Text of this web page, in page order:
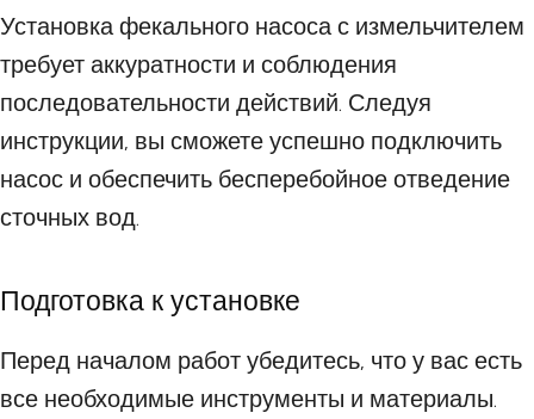
Установка фекального насоса с измельчителем
требует аккуратности и соблюдения
последовательности действий. Следуя
инструкции, вы сможете успешно подключить
насос и обеспечить бесперебойное отведение
сточных вод.
Подготовка к установке
Перед началом работ убедитесь, что у вас есть
все необходимые инструменты и материалы.